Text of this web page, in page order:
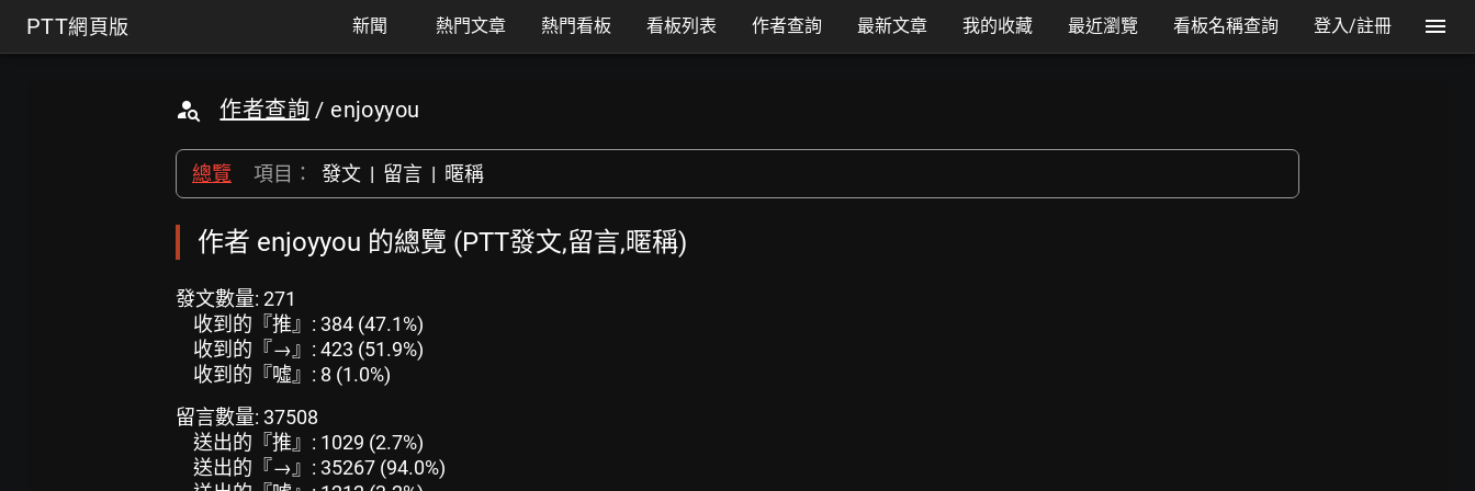
PTT網頁版 新聞 熱門文章 熱門看板 看板列表 作者查詢 最新文章 我的收藏 最近瀏覽 看板名稱查詢 登入/註冊
作者查詢 / enjoyyou
總覽 項目： 發文 | 留言 | 暱稱
作者 enjoyyou 的總覽 (PTT發文,留言,暱稱)
發文數量: 271
收到的『推』: 384 (47.1%)
收到的『→』: 423 (51.9%)
收到的『噓』: 8 (1.0%)
留言數量: 37508
送出的『推』: 1029 (2.7%)
送出的『→』: 35267 (94.0%)